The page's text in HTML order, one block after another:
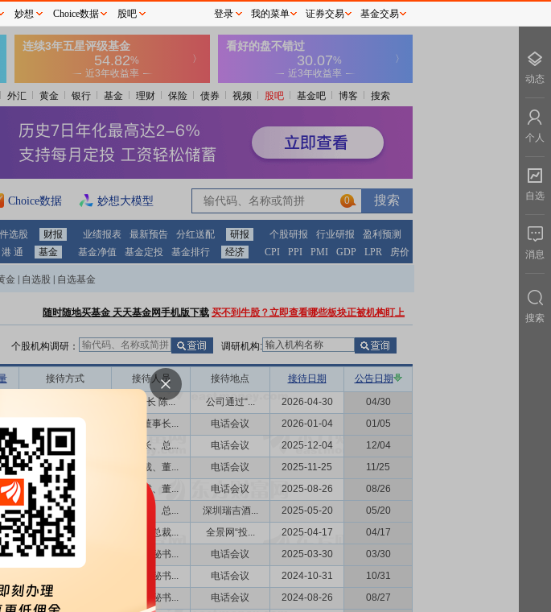
外汇 黄金 银行 基金 理财 保险 债券 视频 股吧 基金吧 博客 搜索
Choice数据 妙想大模型 0
选股 财报 业绩报表 最新预告 分红送配 研报 个股研报 行业研报
盈利预测
通 基金 基金净值 基金定投 基金排行 经济 CPI PPI PMI GDP LPR 房价
金 自选股 自选基金
随时随地买基金 天天基金网手机版下载 买不到牛股？立即查看哪些板块正被机构盯上
个股机构调研： 调研机构:
接待方式 接待人员 接待地点 接待日期 公告日期
董事长 陈... 公司通过“... 2026-04-30
04/30
分析师会议,... 公司董事长... 电话会议 2026-01-04
01/05
分析师会议,... 董事长、总... 电话会议 2025-12-04
12/04
分析师会议,... 副总裁、董... 电话会议 2025-11-25
11/25
分析师会议,... 副总裁、董... 电话会议 2025-08-26
08/26
特定对象调研... 董事长、总... 深圳瑞吉酒... 2025-05-20
05/20
业绩说明会,... 董事、总裁... 全景网“投... 2025-04-17
04/17
电话会议,业... 董事会秘书... 电话会议 2025-03-30
03/30
董事会秘书... 电话会议 2024-10-31
10/31
电话会议,业... 董事会秘书... 电话会议 2024-08-26
08/27
妙想 Choice数据 股吧 登录 我的菜单 证券交易 基金交易
动态
个人
自选
消息
搜索